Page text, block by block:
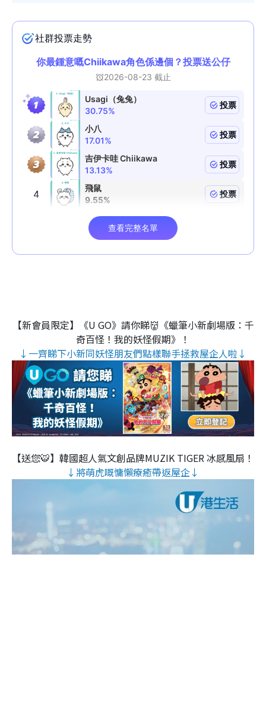
【新會員限定】《U GO》請你睇👹《蠟筆小新劇場版：千
奇百怪！我的妖怪假期》！
↓一齊睇下小新同妖怪朋友們點樣聯手拯救屋企人啦↓
【送您🐯】韓國超人氣文創品牌MUZIK TIGER 冰感風扇！
↓將萌虎嘅慵懶療癒帶返屋企↓